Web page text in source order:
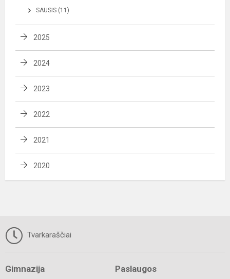
SAUSIS (11)
2025
2024
2023
2022
2021
2020
Tvarkaraščiai
Gimnazija Paslaugos